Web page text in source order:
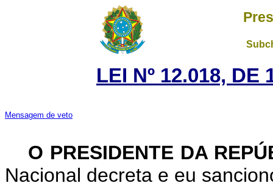
LEI Nº 12.018, DE
Mensagem de veto
O PRESIDENTE DA
Nacional decreta e eu